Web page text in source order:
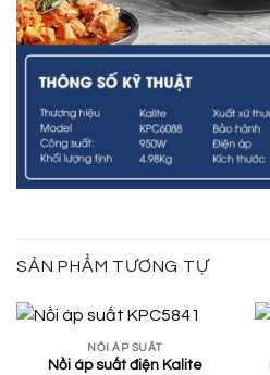
SẢN PHẨM TƯƠNG TỰ
NỒI ÁP SUẤT
Nồi áp suất điện Kalite